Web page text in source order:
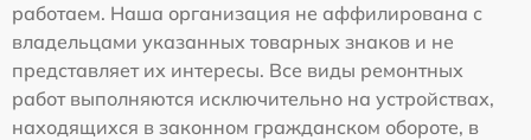
работаем. Наша организация не аффилирована с
владельцами указанных товарных знаков и не
представляет их интересы. Все виды ремонтных
работ выполняются исключительно на устройствах,
находящихся в законном гражданском обороте, в